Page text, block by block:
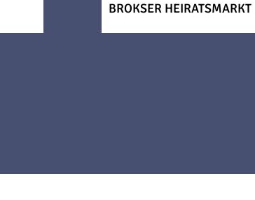
BROKSER HEIRATSMARKT